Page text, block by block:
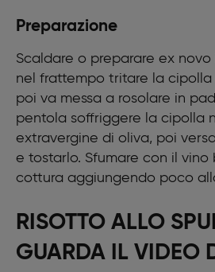
Spumante 500 ml
Preparazione
Scaldare o preparare ex
nel frattempo tritare la
poi va messa a rosolare in
pentola soffriggere la cipolla
extravergine di oliva, poi
e tostarlo. Sfumare con il
cottura aggiungendo poco
RISOTTO ALLO
GUARDA IL VIDEO